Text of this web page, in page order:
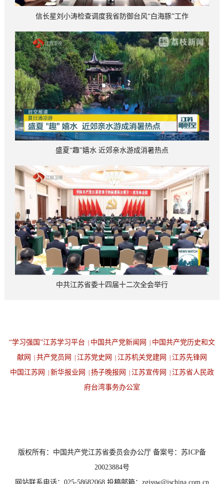
信长星刘小涛检查调度我省防御台风“白海豚”工作
盛夏“趣”嬉水 近郊亲水游成消暑热点
中共江苏省委十四届十二次全会举行
“学习强国”江苏学习平台 中国共产党新闻网
中国共产党历史和文
献网
共产党员网 江苏党史网 江苏机关党建网
江苏先锋网
中国江苏网
新华报业网 扬子晚报网 江苏宣传网
江苏省人民政
府台湾事务办公室
版权所有：中国共产党江苏省委员会办公厅 备案号：苏ICP备
20023884号
网站联系电话：025-58682068 投稿邮箱：zgjssw@jschina.com.cn